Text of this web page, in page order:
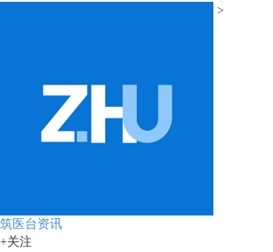
>
筑医台资讯
+关注